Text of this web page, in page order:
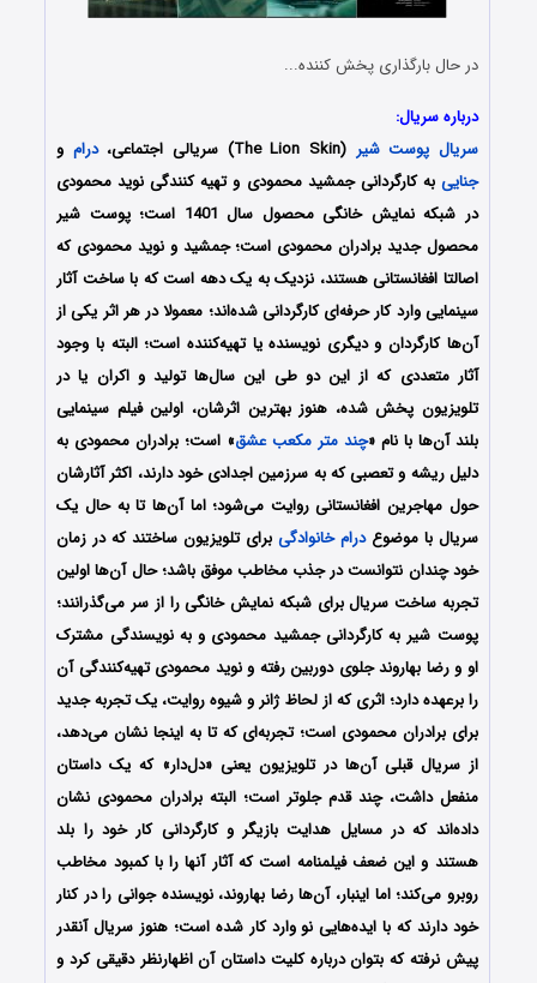
در حال بارگذاری پخش کننده...
درباره سریال:
سریال پوست شیر (The Lion Skin) سریالی اجتماعی، درام و
جنایی به کارگردانی جمشید محمودی و تهیه کنندگی نوید محمودی
در شبکه نمایش خانگی محصول سال 1401 است؛ پوست شیر
محصول جدید برادران محمودی است؛ جمشید و نوید محمودی که
اصالتا افغانستانی هستند، نزدیک به یک دهه است که با ساخت آثار
سینمایی وارد کار حرفه‌ای کارگردانی شده‌اند؛ معمولا در هر اثر یکی از
آن‌ها کارگردان و دیگری نویسنده یا تهیه‌کننده است؛ البته با وجود
آثار متعددی که از این دو طی این سال‌ها تولید و اکران یا در
تلویزیون پخش شده، هنوز بهترین اثرشان، اولین فیلم سینمایی
بلند آن‌ها با نام «چند متر مکعب عشق» است؛ برادران محمودی به
دلیل ریشه و تعصبی که به سرزمین اجدادی خود دارند، اکثر آثارشان
حول مهاجرین افغانستانی روایت می‌شود؛ اما آن‌ها تا به حال یک
سریال با موضوعدرام خانوادگی برای تلویزیون ساختند که در زمان
خود چندان نتوانست در جذب مخاطب موفق باشد؛ حال آن‌ها اولین
تجربه ساخت سریال برای شبکه نمایش خانگی را از سر می‌گذرانند؛
پوست شیر به کارگردانی جمشید محمودی و به نویسندگی مشترک
او و رضا بهاروند جلوی دوربین رفته و نوید محمودی تهیه‌کنندگی آن
را برعهده دارد؛ ‌اثری که از لحاظ ژانر و شیوه روایت، یک تجربه جدید
برای برادران محمودی است؛ تجربه‌ای که تا به اینجا نشان می‌دهد،
از سریال قبلی آن‌ها در تلویزیون یعنی «دل‌دار» که یک داستان
منفعل داشت، چند قدم جلوتر است؛ البته برادران محمودی نشان
داده‌اند که در مسایل هدایت بازیگر و کارگردانی کار خود را بلد
هستند و این ضعف فیلمنامه است که آثار آن‎ها را با کمبود مخاطب
روبرو می‌کند؛ اما اینبار، آن‌ها رضا بهاروند، نویسنده جوانی را در کنار
خود دارند که با ایده‌هایی نو وارد کار شده است؛ هنوز سریال آنقدر
پیش نرفته که بتوان درباره کلیت داستان آن اظهارنظر دقیقی کرد و